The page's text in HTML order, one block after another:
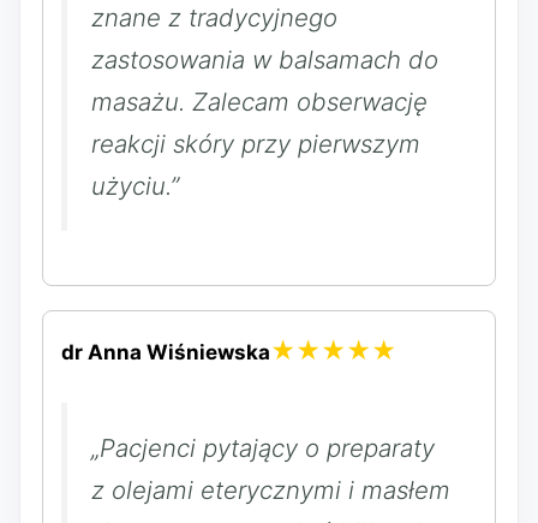
znane z tradycyjnego
zastosowania w balsamach do
masażu. Zalecam obserwację
reakcji skóry przy pierwszym
użyciu.”
dr Anna Wiśniewska★★★★★
„Pacjenci pytający o preparaty
z olejami eterycznymi i masłem